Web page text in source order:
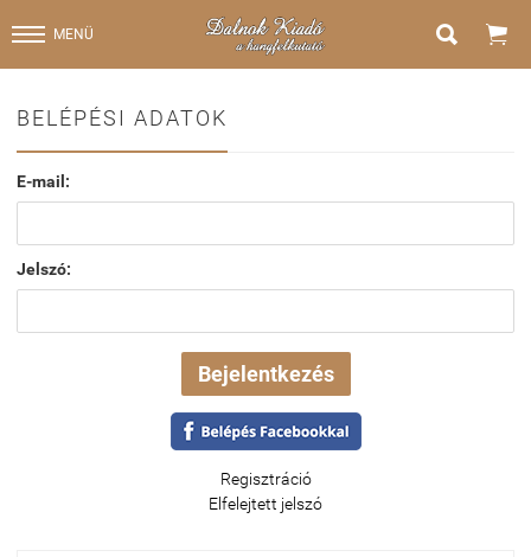
MENÜ  
BELÉPÉSI ADATOK
E-mail:
Jelszó:
Regisztráció
Elfelejtett jelszó